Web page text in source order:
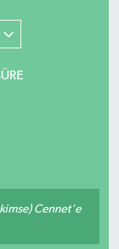
Cennet'e